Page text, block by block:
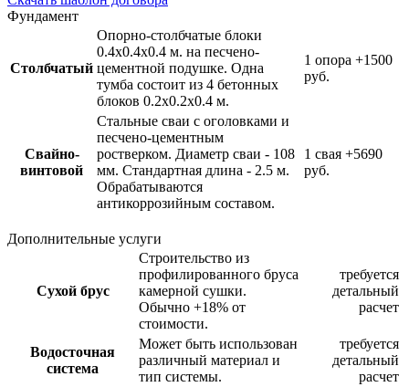
Фундамент
Столбчатый
Опорно-столбчатые блоки
0.4х0.4х0.4 м. на песчено-
цементной подушке. Одна
тумба состоит из 4 бетонных
блоков 0.2х0.2х0.4 м.
1 опора +1500
руб.
Свайно-
винтовой
Стальные сваи с оголовками и
песчено-цементным
ростверком. Диаметр сваи - 108
мм. Стандартная длина - 2.5 м.
Обрабатываются
антикоррозийным составом.
1 свая +5690
руб.
Дополнительные услуги
Сухой брус
Строительство из
профилированного бруса
камерной сушки.
Обычно +18% от
стоимости.
требуется
детальный
расчет
Водосточная
система
Может быть использован
различный материал и
тип системы.
требуется
детальный
расчет